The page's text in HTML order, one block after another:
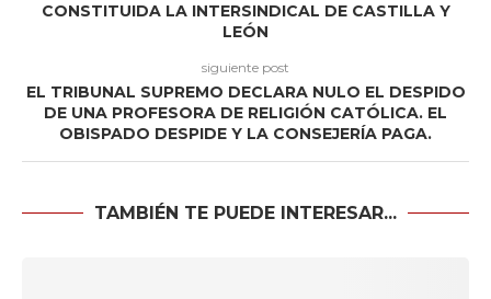
CONSTITUIDA LA INTERSINDICAL DE CASTILLA Y
LEÓN
siguiente post
EL TRIBUNAL SUPREMO DECLARA NULO EL DESPIDO
DE UNA PROFESORA DE RELIGIÓN CATÓLICA. EL
OBISPADO DESPIDE Y LA CONSEJERÍA PAGA.
TAMBIÉN TE PUEDE INTERESAR...